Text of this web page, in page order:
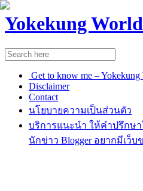
Yokekung World
Get to know me – Yokekung
Disclaimer
Contact
นโยบายความเป็นส่วนตัว
บริการแนะนำ ให้คำปรึกษ
นักข่าว Blogger อยากมีเว็บ